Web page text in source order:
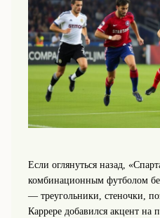
Если оглянуться назад,
комбинационным футболом
— треугольники, стеночки,
Каррере добавился акцент на